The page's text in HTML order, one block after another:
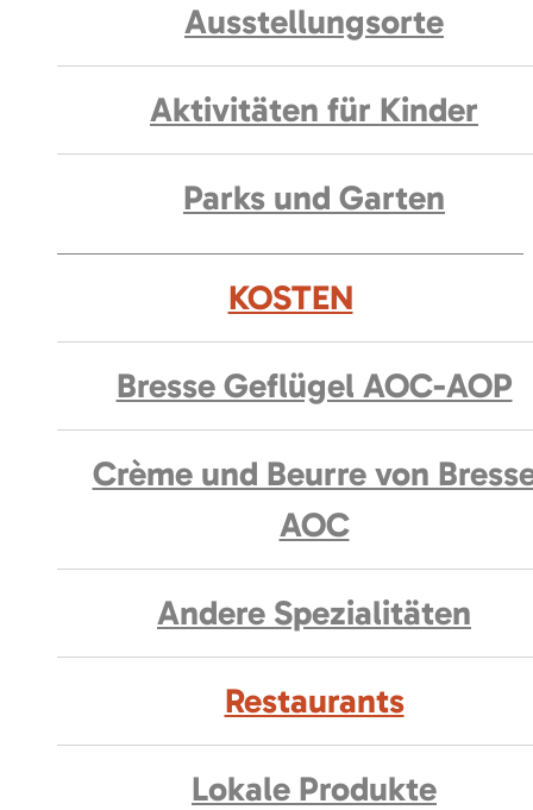
Ausstellungsorte
Aktivitäten für Kinder
Parks und Garten
KOSTEN
Bresse Geflügel AOC-AOP
Crème und Beurre von
AOC
Andere Spezialitäten
Restaurants
Lokale Produkte